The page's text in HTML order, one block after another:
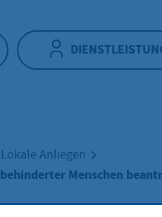
Lokale Anliegen
Menschen